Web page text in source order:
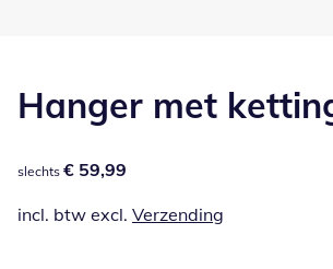
Hanger met
€ 59,99
slechts € 59,99
incl. btw excl. Verzending